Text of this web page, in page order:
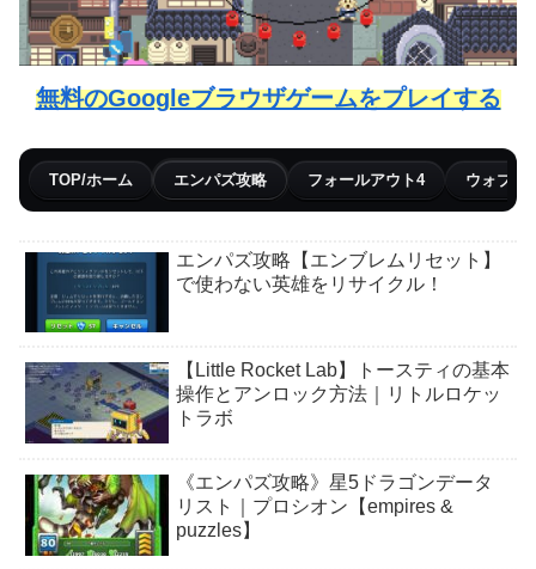
無料のGoogleブラウザゲームをプレイする
TOP/ホーム エンパズ攻略 フォールアウト4 ウォブリ
エンパズ攻略【エンブレムリセット】
で使わない英雄をリサイクル！
【Little Rocket Lab】トースティの基本
操作とアンロック方法｜リトルロケッ
トラボ
《エンパズ攻略》星5ドラゴンデータ
リスト｜プロシオン【empires &
puzzles】